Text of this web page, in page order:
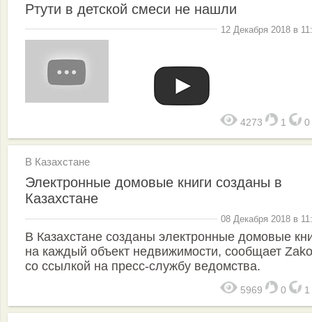
Ртути в детской смеси не нашли
12 Декабря 2018 в
4273 1 0
В Казахстане
Электронные домовые книги созданы в
Казахстане
08 Декабря 2018 в
В Казахстане созданы электронные домовые
на каждый объект недвижимости, сообщает
со ссылкой на пресс-службу ведомства.
5969 0 1